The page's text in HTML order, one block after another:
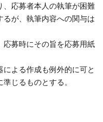
、応募者本人の執筆が困難
が、執筆内容への関与は
応募時にその旨を応募用紙
よる作成も例外的に可と
じるものとする。